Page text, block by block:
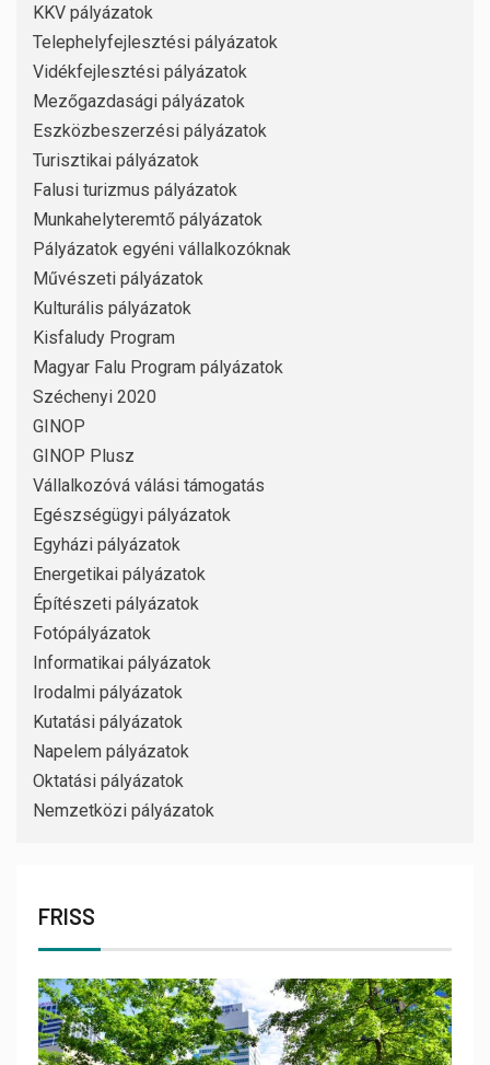
KKV pályázatok
Telephelyfejlesztési pályázatok
Vidékfejlesztési pályázatok
Mezőgazdasági pályázatok
Eszközbeszerzési pályázatok
Turisztikai pályázatok
Falusi turizmus pályázatok
Munkahelyteremtő pályázatok
Pályázatok egyéni vállalkozóknak
Művészeti pályázatok
Kulturális pályázatok
Kisfaludy Program
Magyar Falu Program pályázatok
Széchenyi 2020
GINOP
GINOP Plusz
Vállalkozóvá válási támogatás
Egészségügyi pályázatok
Egyházi pályázatok
Energetikai pályázatok
Építészeti pályázatok
Fotópályázatok
Informatikai pályázatok
Irodalmi pályázatok
Kutatási pályázatok
Napelem pályázatok
Oktatási pályázatok
Nemzetközi pályázatok
FRISS